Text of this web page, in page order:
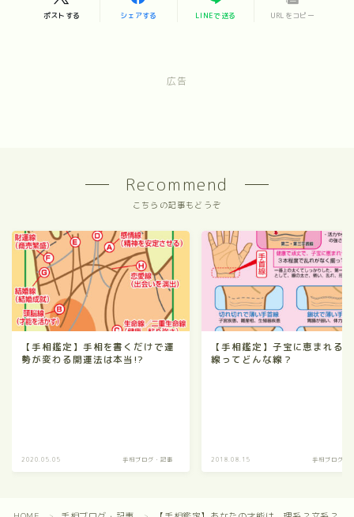
ポストする シェアする LINEで送る URLをコピー
広告
Recommend
こちらの記事もどうぞ
【手相鑑定】手相を書くだけで運
勢が変わる開運法は本当!?
2020.05.05 手相ブログ・記事
【手相鑑定】子宝に恵まれる
線ってどんな線？
2018.08.15 手相ブログ・